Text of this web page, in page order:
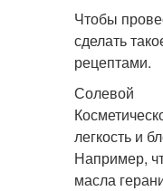
Чтобы
сделать
рецептами.
Солевой
легкость и
Например,
масла